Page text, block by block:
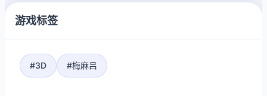
游戏标签
#3D #梅麻吕